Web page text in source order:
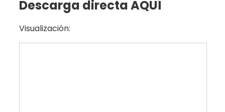
Descarga directa AQUÍ
Visualización: